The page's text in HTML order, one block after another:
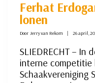
Ferhat
lonen
Door Jerry van Rekom 26 april,
SLIEDRECHT – In
interne competitie
Schaakvereniging